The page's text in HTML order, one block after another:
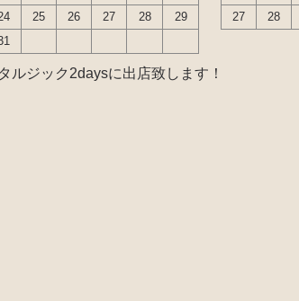
センサー デスビローターキャップ 他）
ース など）
シリンダー オーバーホールキット など）
ラックエンド タイロッドエンド など）
ョイント ブッシュ類 など）
ージ ホースなど）
フトブーツ デフなど）
25 26 27 28
29
27
28
ルジック2daysに出店致します！